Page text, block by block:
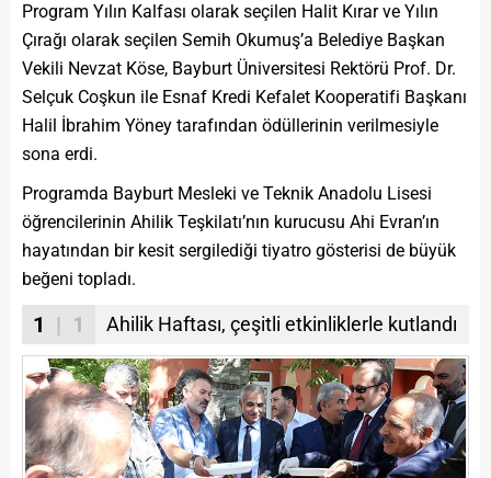
Program Yılın Kalfası olarak seçilen Halit Kırar ve Yılın
Çırağı olarak seçilen Semih Okumuş’a Belediye Başkan
Vekili Nevzat Köse, Bayburt Üniversitesi Rektörü Prof. Dr.
Selçuk Coşkun ile Esnaf Kredi Kefalet Kooperatifi Başkanı
Halil İbrahim Yöney tarafından ödüllerinin verilmesiyle
sona erdi.
Programda Bayburt Mesleki ve Teknik Anadolu Lisesi
öğrencilerinin Ahilik Teşkilatı’nın kurucusu Ahi Evran’ın
hayatından bir kesit sergilediği tiyatro gösterisi de büyük
beğeni topladı.
1 | 1 Ahilik Haftası, çeşitli etkinliklerle kutlandı